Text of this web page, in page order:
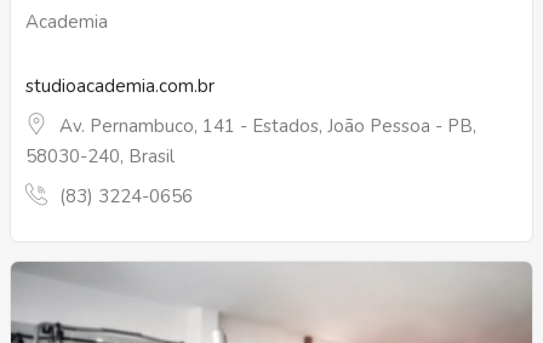
Academia
studioacademia.com.br
Av. Pernambuco, 141 - Estados, João Pessoa - PB,
58030-240, Brasil
(83) 3224-0656